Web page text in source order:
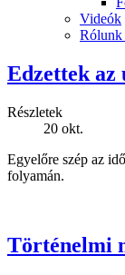
Videók
Rólunk
Edzettek az
Részletek
20 okt.
Egyelőre szép az
folyamán.
Történelmi